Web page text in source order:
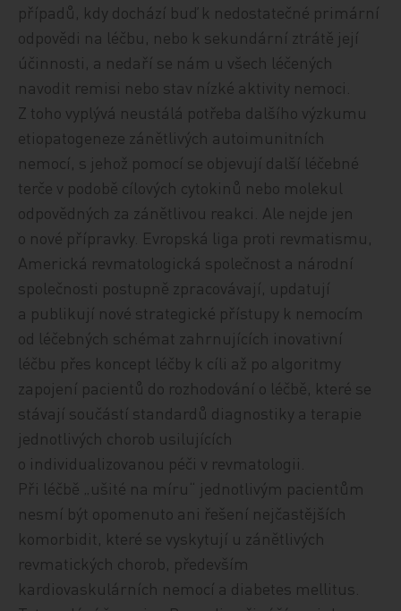
případů, kdy dochází buď k nedostatečné primární
odpovědi na léčbu, nebo k sekundární ztrátě její
účinnosti, a nedaří se nám u všech léčených
navodit remisi nebo stav nízké aktivity nemoci.
Z toho vyplývá neustálá potřeba dalšího výzkumu
etiopatogeneze zánětlivých autoimunitních
nemocí, s jehož pomocí se objevují další léčebné
terče v podobě cílových cytokinů nebo molekul
odpovědných za zánětlivou reakci. Ale nejde jen
o nové přípravky. Evropská liga proti revmatismu,
Americká revmatologická společnost a národní
společnosti postupně zpracovávají, updatují
a publikují nové strategické přístupy k nemocím
od léčebných schémat zahrnujících inovativní
léčbu přes koncept léčby k cíli až po algoritmy
zapojení pacientů do rozhodování o léčbě, které se
stávají součástí standardů diagnostiky a terapie
jednotlivých chorob usilujících
o individualizovanou péči v revmatologii.
Při léčbě „ušité na míru“ jednotlivým pacientům
nesmí být opomenuto ani řešení nejčastějších
komorbidit, které se vyskytují u zánětlivých
revmatických chorob, především
kardiovaskulárních nemocí a diabetes mellitus.